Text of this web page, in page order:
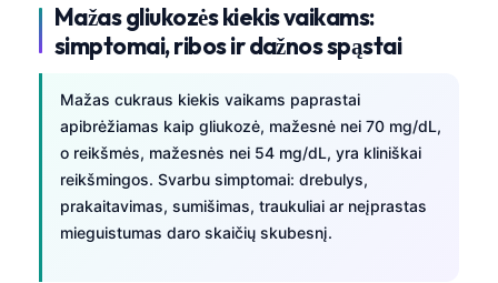
Mažas gliukozės kiekis vaikams:
simptomai, ribos ir dažnos spąstai
Mažas cukraus kiekis vaikams paprastai
apibrėžiamas kaip gliukozė, mažesnė nei 70 mg/dL,
o reikšmės, mažesnės nei 54 mg/dL, yra kliniškai
reikšmingos. Svarbu simptomai: drebulys,
prakaitavimas, sumišimas, traukuliai ar neįprastas
mieguistumas daro skaičių skubesnį.
Slovenčina
پښتو
سنڌي
অসমীয়া